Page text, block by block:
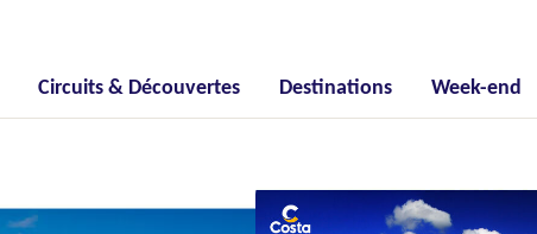
Circuits & Découvertes Destinations Week-end